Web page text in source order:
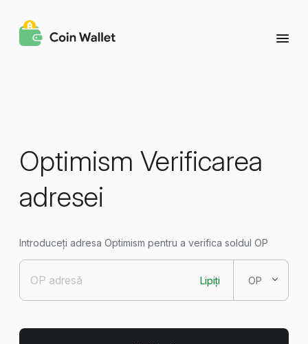
Optimism Verificarea
adresei
Introduceți adresa Optimism pentru a verifica soldul OP
Lipiți OP